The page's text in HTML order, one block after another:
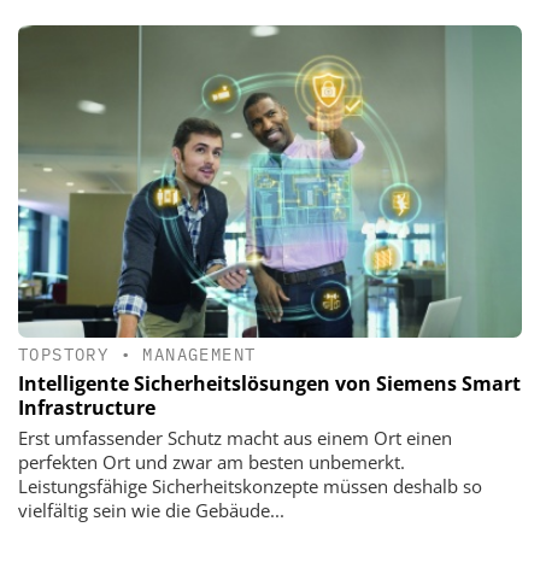
TOPSTORY • MANAGEMENT
Intelligente Sicherheitslösungen von Siemens Smart
Infrastructure
Erst umfassender Schutz macht aus einem Ort einen
perfekten Ort und zwar am besten unbemerkt.
Leistungsfähige Sicherheitskonzepte müssen deshalb so
vielfältig sein wie die Gebäude...